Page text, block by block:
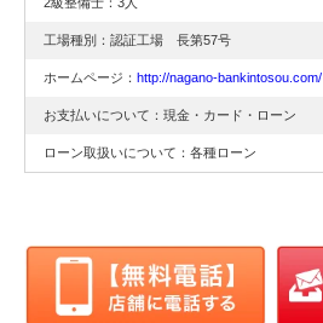
工場種別：認証工場 長第57号
ホームページ： http://nagano-bankintosou.com/
お支払いについて：現金・カード・ローン
ローン取扱いについて：各種ローン